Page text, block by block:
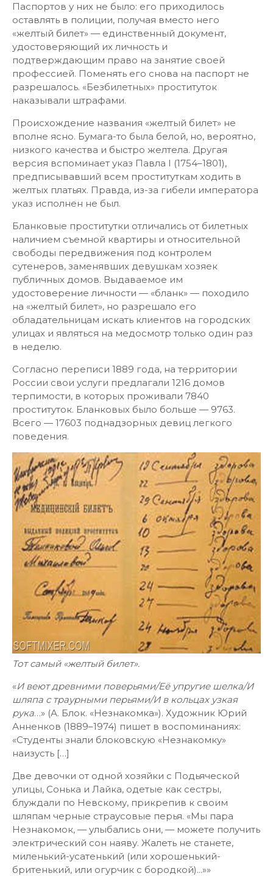
Паспортов у них не было: его приходилось
оставлять в полиции, получая вместо него
«желтый билет» — единственный документ,
удостоверяющий их личность и
подтверждающим право на занятие своей
профессией. Поменять его снова на паспорт не
разрешалось. «Безбилетных» проституток
наказывали штрафами.
Происхождение названия «желтый билет» не
вполне ясно. Бумага-то была белой, но, вероятно,
низкого качества и быстро желтела. Другая
версия вспоминает указ Павла I (1754–1801),
предписывавший всем проституткам ходить в
желтых платьях. Правда, из-за гибели императора
указ исполнен не был.
Бланковые проститутки отличались от билетных
наличием съемной квартиры и относительной
свободы передвижения под контролем
сутенеров, заменявших девушкам хозяек
публичных домов. Выдаваемое им
удостоверение личности — «бланк» — походило
на «желтый билет», но разрешало его
обладательницам искать клиентов на городских
улицах и являться на медосмотр только один раз
в неделю.
Согласно переписи 1889 года, на территории
России свои услуги предлагали 1216 домов
терпимости, в которых проживали 7840
проституток. Бланковых было больше — 9763.
Всего — 17603 поднадзорных девиц легкого
поведения.
Тот самый «желтый билет».
«И веют древними поверьями/Её упругие шелка/И
шляпа с траурными перьями/И в кольцах узкая
рука…» (А. Блок. «Незнакомка»). Художник Юрий
Анненков (1889–1974) пишет в воспоминаниях:
«Студенты знали блоковскую «Незнакомку»
наизусть […]
Две девочки от одной хозяйки с Подьяческой
улицы, Сонька и Лайка, одетые как сестры,
блуждали по Невскому, прикрепив к своим
шляпам черные страусовые перья. «Мы пара
Незнакомок, — улыбались они, — можете получить
электрический сон наяву. Жалеть не станете,
миленький-усатенький (или хорошенький-
бритенький, или огурчик с бородкой)...»»